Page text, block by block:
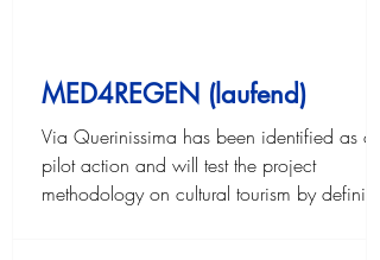
MED4REGEN (laufend)
Via Querinissima has been identified as a
pilot action and will test the project
methodology on cultural tourism by defining